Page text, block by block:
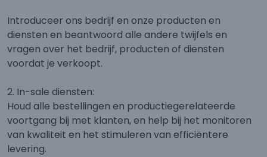
Introduceer ons bedrijf en onze producten en
diensten en beantwoord alle andere twijfels en
vragen over het bedrijf, producten of diensten
voordat je verkoopt.
2. In-sale diensten:
Houd alle bestellingen en productiegerelateerde
voortgang bij met klanten, en help bij het monitoren
van kwaliteit en het stimuleren van efficiëntere
levering.